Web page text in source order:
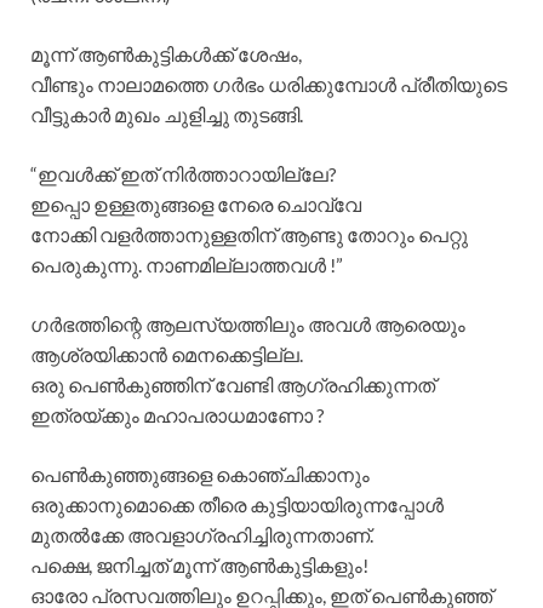
മൂന്ന് ആൺകുട്ടികൾക്ക് ശേഷം,
വീണ്ടും നാലാമത്തെ ഗർഭം ധരിക്കുമ്പോൾ പ്രീതിയുടെ
വീട്ടുകാർ മുഖം ചുളിച്ചു തുടങ്ങി.
“ഇവൾക്ക് ഇത് നിർത്താറായില്ലേ?
ഇപ്പൊ ഉള്ളതുങ്ങളെ നേരെ ചൊവ്വേ
നോക്കി വളർത്താനുള്ളതിന് ആണ്ടു തോറും പെറ്റു
പെരുകുന്നു. നാണമില്ലാത്തവൾ !”
ഗർഭത്തിന്റെ ആലസ്യത്തിലും അവൾ ആരെയും
ആശ്രയിക്കാൻ മെനക്കെട്ടില്ല.
ഒരു പെൺകുഞ്ഞിന് വേണ്ടി ആഗ്രഹിക്കുന്നത്
ഇത്രയ്ക്കും മഹാപരാധമാണോ ?
പെൺകുഞ്ഞുങ്ങളെ കൊഞ്ചിക്കാനും
ഒരുക്കാനുമൊക്കെ തീരെ കുട്ടിയായിരുന്നപ്പോൾ
മുതൽക്കേ അവളാഗ്രഹിച്ചിരുന്നതാണ്.
പക്ഷെ, ജനിച്ചത് മൂന്ന് ആൺകുട്ടികളും!
ഓരോ പ്രസവത്തിലും ഉറപ്പിക്കും, ഇത് പെൺകുഞ്ഞ്